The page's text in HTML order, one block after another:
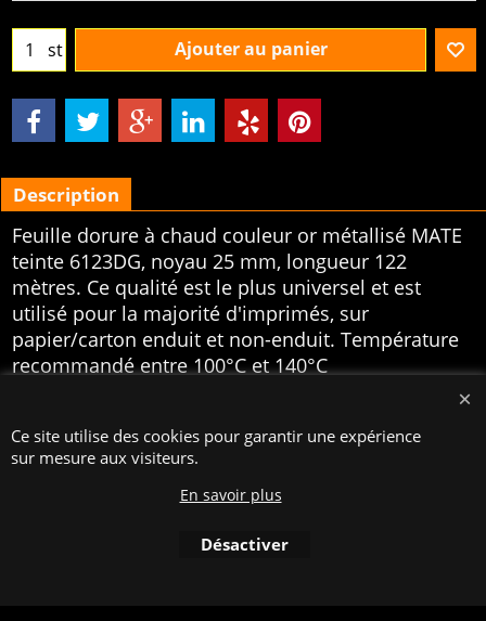
st Ajouter au panier
Description
Feuille dorure à chaud couleur or métallisé MATE
teinte 6123DG, noyau 25 mm, longueur 122
mètres. Ce qualité est le plus universel et est
utilisé pour la majorité d'imprimés, sur
papier/carton enduit et non-enduit. Température
recommandé entre 100°C et 140°C
eCommerce ShopFactory
Ce site utilise des cookies pour garantir une expérience
sur mesure aux visiteurs.
En savoir plus
Désactiver